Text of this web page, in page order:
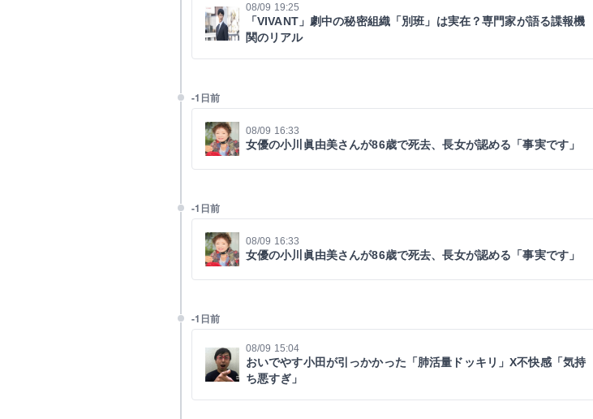
08/09 19:25
「VIVANT」劇中の秘密組織「別班」は実在？専門家が語る諜報機
関のリアル
-1日前
08/09 16:33
女優の小川眞由美さんが86歳で死去、長女が認める「事実です」
-1日前
08/09 16:33
女優の小川眞由美さんが86歳で死去、長女が認める「事実です」
-1日前
08/09 15:04
おいでやす小田が引っかかった「肺活量ドッキリ」X不快感「気持
ち悪すぎ」